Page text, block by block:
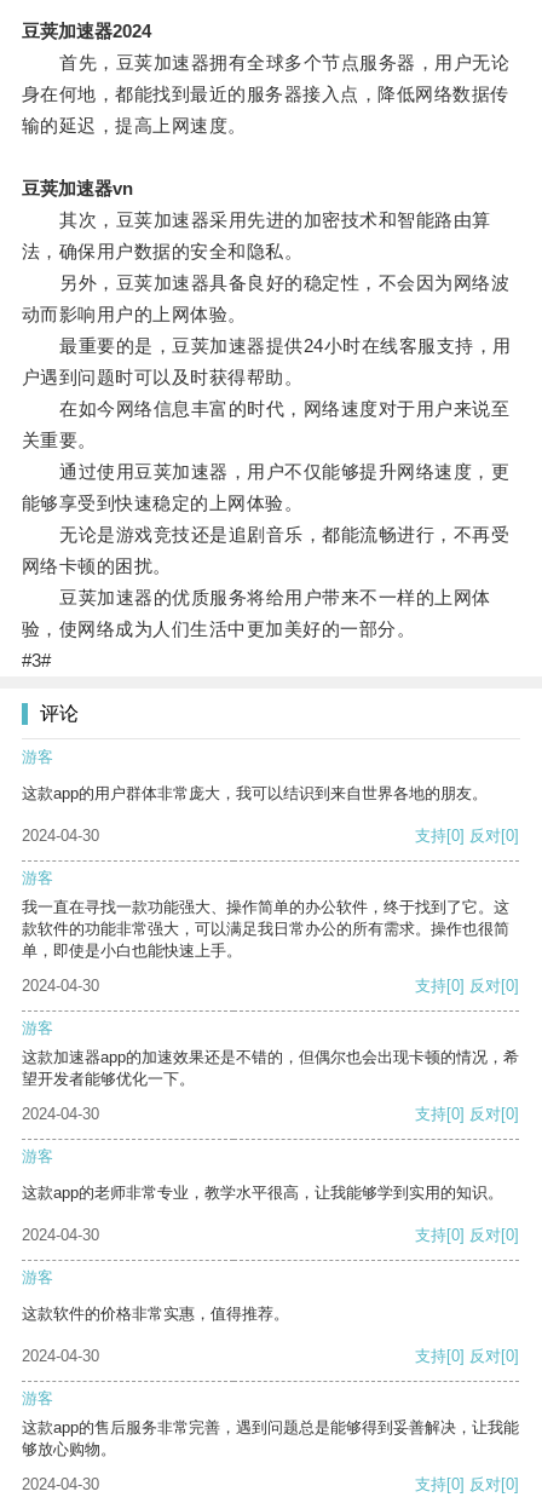
豆荚加速器2024
首先，豆荚加速器拥有全球多个节点服务器，用户无论
身在何地，都能找到最近的服务器接入点，降低网络数据传
输的延迟，提高上网速度。
豆荚加速器vn
其次，豆荚加速器采用先进的加密技术和智能路由算
法，确保用户数据的安全和隐私。
另外，豆荚加速器具备良好的稳定性，不会因为网络波
动而影响用户的上网体验。
最重要的是，豆荚加速器提供24小时在线客服支持，用
户遇到问题时可以及时获得帮助。
在如今网络信息丰富的时代，网络速度对于用户来说至
关重要。
通过使用豆荚加速器，用户不仅能够提升网络速度，更
能够享受到快速稳定的上网体验。
无论是游戏竞技还是追剧音乐，都能流畅进行，不再受
网络卡顿的困扰。
豆荚加速器的优质服务将给用户带来不一样的上网体
验，使网络成为人们生活中更加美好的一部分。
#3#
评论
游客
这款app的用户群体非常庞大，我可以结识到来自世界各地的朋友。
2024-04-30 支持[0] 反对[0]
游客
我一直在寻找一款功能强大、操作简单的办公软件，终于找到了它。这
款软件的功能非常强大，可以满足我日常办公的所有需求。操作也很简
单，即使是小白也能快速上手。
2024-04-30
支持[0] 反对[0]
游客
这款加速器app的加速效果还是不错的，但偶尔也会出现卡顿的情况，希
望开发者能够优化一下。
2024-04-30
支持[0] 反对[0]
游客
这款app的老师非常专业，教学水平很高，让我能够学到实用的知识。
2024-04-30 支持[0] 反对[0]
游客
这款软件的价格非常实惠，值得推荐。
2024-04-30 支持[0] 反对[0]
游客
这款app的售后服务非常完善，遇到问题总是能够得到妥善解决，让我能
够放心购物。
2024-04-30
支持[0] 反对[0]